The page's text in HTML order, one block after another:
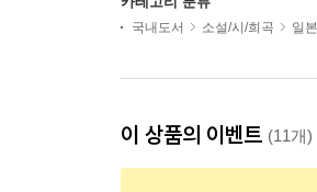
국내도서 소설/시/희곡 일
이 상품의 이벤트 (11개)